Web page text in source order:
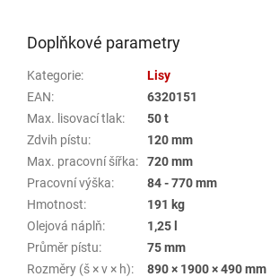
Doplňkové parametry
Kategorie:
Lisy
EAN:
6320151
Max. lisovací tlak:
50 t
Zdvih pístu:
120 mm
Max. pracovní šířka:
720 mm
Pracovní výška:
84 - 770 mm
Hmotnost:
191 kg
Olejová náplň:
1,25 l
Průměr pístu:
75 mm
Rozměry (š × v × h):
890 × 1900 × 490 mm